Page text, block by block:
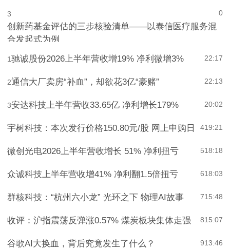
0
3
创新药基金评估的三步核验清单——以泰信医疗服务混
合发起式为例
22:17
1驰诚股份2026上半年营收增19% 净利微增3%
22:13
2通信大厂卖房“补血”，却欲花3亿“豪赌”
20:02
3安达科技上半年营收33.65亿 净利增长179%
19:21
4
宇树科技：本次发行价格150.80元/股 网上申购日
18:18
5
微创光电2026上半年营收增长 51% 净利扭亏
18:03
6
众诚科技上半年营收增41% 净利翻1.5倍扭亏
15:48
7
群核科技：“杭州六小龙” 光环之下 物理AI故事
15:07
8
收评：沪指震荡反弹涨0.57% 煤炭板块集体走强
13:46
9
谷歌AI大换血，背后究竟发生了什么？